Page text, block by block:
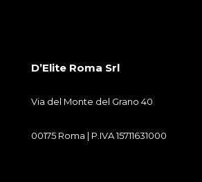
D’Elite Roma Srl
Via del Monte del Grano 40
00175 Roma | P.IVA 15711631000